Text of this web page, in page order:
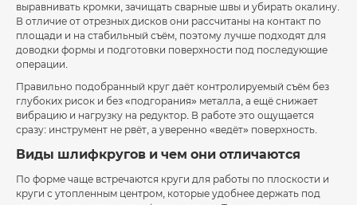
выравнивать кромки, зачищать сварные швы и убирать окалину.
В отличие от отрезных дисков они рассчитаны на контакт по
площади и на стабильный съём, поэтому лучше подходят для
доводки формы и подготовки поверхности под последующие
операции.
Правильно подобранный круг даёт контролируемый съём без
глубоких рисок и без «подгорания» металла, а ещё снижает
вибрацию и нагрузку на редуктор. В работе это ощущается
сразу: инструмент не рвёт, а уверенно «ведёт» поверхность.
Виды шлифкругов и чем они отличаются
По форме чаще встречаются круги для работы по плоскости и
круги с утопленным центром, которые удобнее держать под